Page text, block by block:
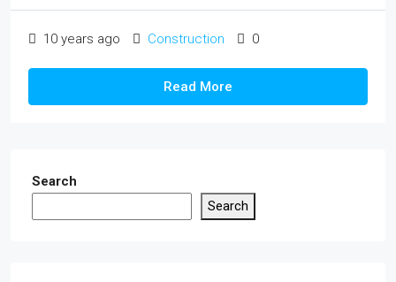
10 years ago Construction 0
Read More
Search
Search